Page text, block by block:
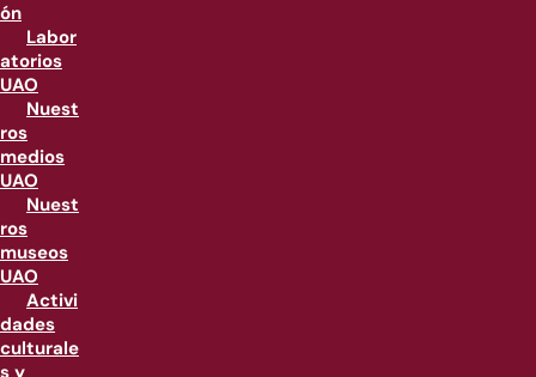
ón
Labor
atorios
UAO
Nuest
ros
medios
UAO
Nuest
ros
museos
UAO
Activi
dades
culturale
s y